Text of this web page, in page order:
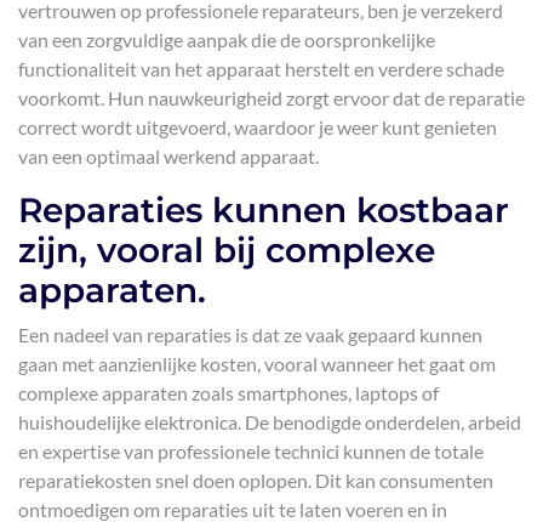
vertrouwen op professionele reparateurs, ben je verzekerd
van een zorgvuldige aanpak die de oorspronkelijke
functionaliteit van het apparaat herstelt en verdere schade
voorkomt. Hun nauwkeurigheid zorgt ervoor dat de reparatie
correct wordt uitgevoerd, waardoor je weer kunt genieten
van een optimaal werkend apparaat.
Reparaties kunnen kostbaar
zijn, vooral bij complexe
apparaten.
Een nadeel van reparaties is dat ze vaak gepaard kunnen
gaan met aanzienlijke kosten, vooral wanneer het gaat om
complexe apparaten zoals smartphones, laptops of
huishoudelijke elektronica. De benodigde onderdelen, arbeid
en expertise van professionele technici kunnen de totale
reparatiekosten snel doen oplopen. Dit kan consumenten
ontmoedigen om reparaties uit te laten voeren en in